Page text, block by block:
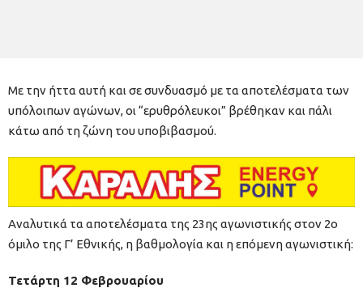
Με την ήττα αυτή και σε συνδυασμό με τα αποτελέσματα των
υπόλοιπων αγώνων, οι “ερυθρόλευκοι” βρέθηκαν και πάλι
κάτω από τη ζώνη του υποβιβασμού.
Αναλυτικά τα αποτελέσματα της 23ης αγωνιστικής στον 2ο
όμιλο της Γ’ Εθνικής, η βαθμολογία και η επόμενη αγωνιστική:
Τετάρτη 12 Φεβρουαρίου